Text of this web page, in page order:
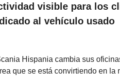
visible para los
al vehículo usado
Hispania cambia sus
que se está convirtiendo en